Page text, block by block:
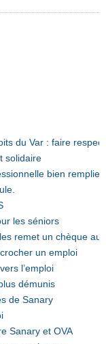
du Var : faire
solidaire
bien remplie
les séniors
remet un chèque au
un emploi
l’emploi
démunis
de Sanary
Sanary et OVA